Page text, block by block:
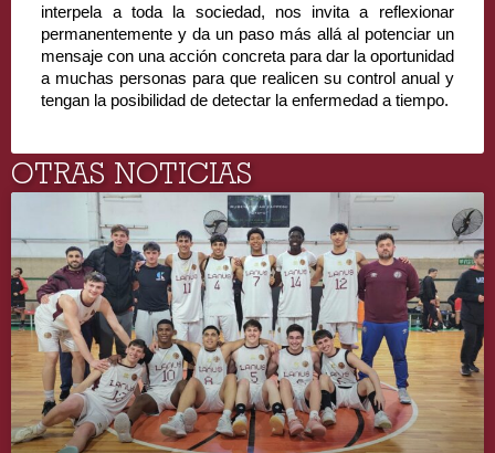
interpela a toda la sociedad, nos invita a reflexionar
permanentemente y da un paso más allá al potenciar un
mensaje con una acción concreta para dar la oportunidad
a muchas personas para que realicen su control anual y
tengan la posibilidad de detectar la enfermedad a tiempo.
OTRAS NOTICIAS